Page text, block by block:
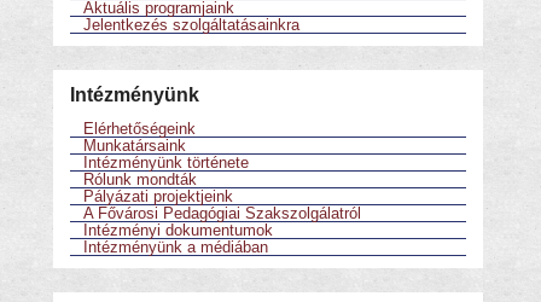
Aktuális programjaink
Jelentkezés szolgáltatásainkra
Intézményünk
Elérhetőségeink
Munkatársaink
Intézményünk története
Rólunk mondták
Pályázati projektjeink
A Fővárosi Pedagógiai Szakszolgálatról
Intézményi dokumentumok
Intézményünk a médiában